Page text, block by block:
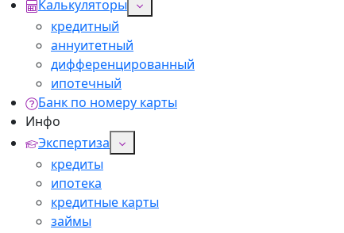
Калькуляторы
кредитный
аннуитетный
дифференцированный
ипотечный
Банк по номеру карты
Инфо
Экспертиза
кредиты
ипотека
кредитные карты
займы